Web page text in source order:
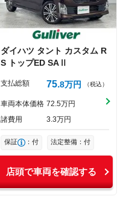
ダイハツ タント カスタム R
S トップED SAⅡ
支払総額 75 8万円 （税込）
車両本体価格 72 5万円
諸費用
3 3万円
保証 ：付 法定整備：付
店頭で車両を確認する